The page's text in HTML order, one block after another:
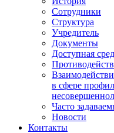
Сотрудники
Структура
Учредитель
Документы
Доступная
в сфере
Часто
Новости
Контакты